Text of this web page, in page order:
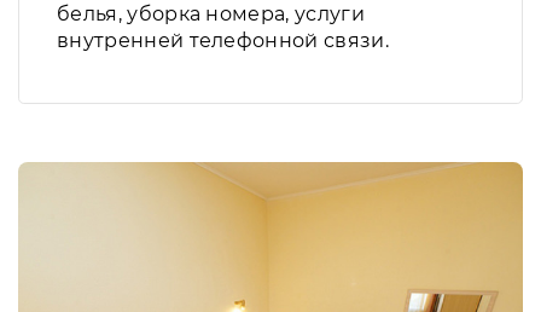
белья, уборка номера, услуги
внутренней телефонной связи.